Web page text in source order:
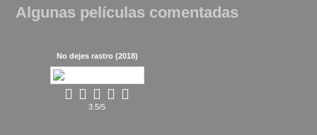
Algunas películas comentadas
No dejes rastro (2018)
3.5/5